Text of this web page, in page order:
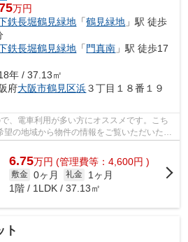
万円
鉄長堀鶴見緑地 「鶴見緑地 」駅 徒歩
鉄長堀鶴見緑地 「 門真南 」駅 徒歩17
年 / 37.13㎡
府大阪市鶴見区浜３丁目１８番１９
、電車利用が多い方にオススメです。こち
望の地域から物件の情報をご覧いただいた後
問い合...
6.75万円 (管理費等：4,600円 )
敷金 0ヶ月 礼金
1ヶ月
1階 / 1LDK / 37.13㎡
ト